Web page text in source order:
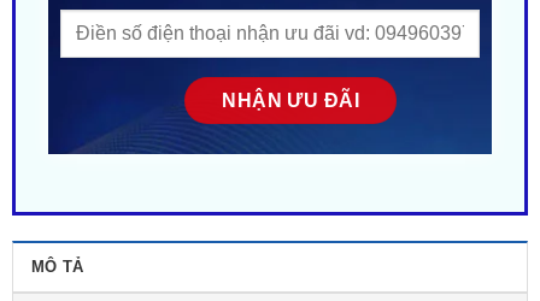
ĐÁNH GIÁ (0)